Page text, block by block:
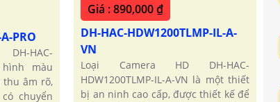
PRO
HAC-
hình màu
thu âm rõ,
chuyển
Giá : 890,000 ₫
DH-HAC-HDW1200TLMP-IL-A-
VN
Loại Camera HD DH-HAC-
HDW1200TLMP-IL-A-VN là một thiết
bị an ninh cao cấp, được thiết kế để